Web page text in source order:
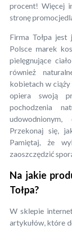
procent! Więcej
stronę
Firma Tołpa jest
Polsce marek
pielęgnujące
również
kobietach w
opiera swoją
pochodzenia
Przekonaj się,
Pamiętaj, że
zaoszczędzić
Na jakie
Tołpa?
W sklepie
artykułów, które